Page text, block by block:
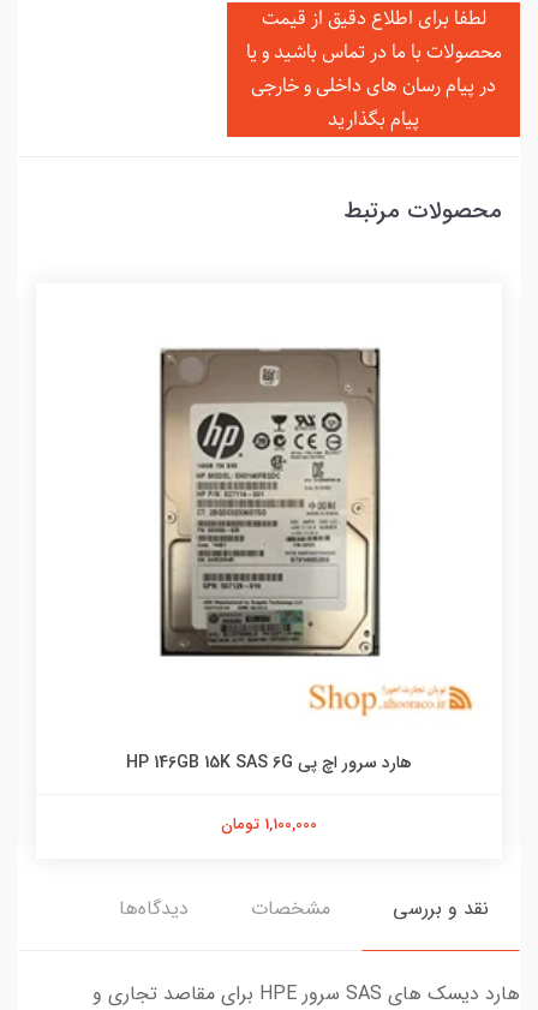
لطفا برای اطلاع دقیق از قیمت
محصولات با ما در تماس باشید و یا
در پیام رسان های داخلی و خارجی
پیام بگذارید
محصولات مرتبط
هارد سرور اچ پی HP 146GB 15K SAS 6G
1,100,000 تومان
نقد و بررسی مشخصات دیدگاه‌ها
هارد دیسک های SAS سرور HPE برای مقاصد تجاری و